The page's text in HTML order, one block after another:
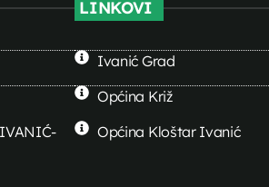
LINKOVI
Ivanić Grad
Općina Križ
Općina Kloštar Ivanić